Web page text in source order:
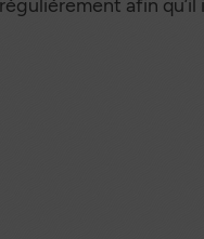
afin